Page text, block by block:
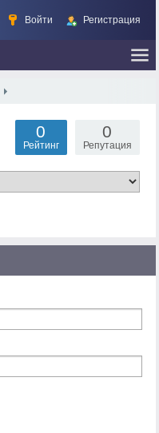
Войти Регистрация
0
Репутация
0
Рейтинг